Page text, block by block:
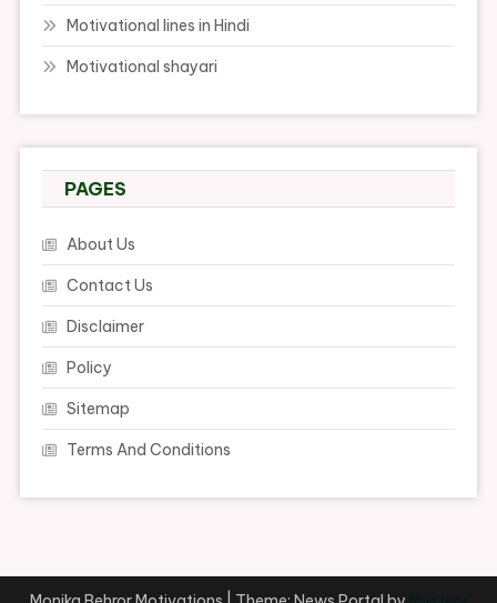
Motivational lines in Hindi
Motivational shayari
PAGES
About Us
Contact Us
Disclaimer
Policy
Sitemap
Terms And Conditions